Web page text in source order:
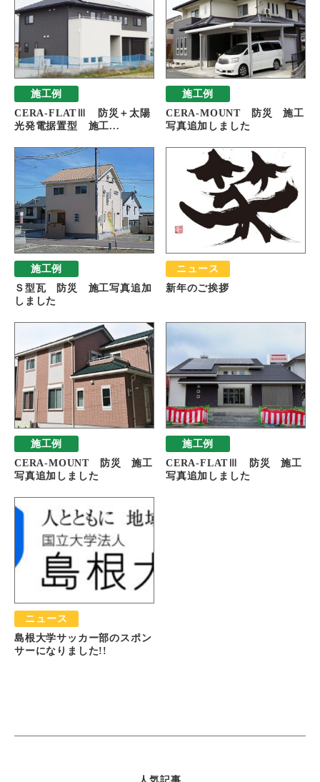
施工例
CERA-FLATⅢ 防災＋太陽
光発電据置型 施工...
施工例
CERA-MOUNT 防災 施工
写真追加しました
施工例
Ｓ型瓦 防災 施工写真追加
しました
ニュース
新年のご挨拶
施工例
CERA-MOUNT 防災 施工
写真追加しました
施工例
CERA-FLATⅢ 防災 施工
写真追加しました
ニュース
島根大学サッカー部のスポン
サーになりました!!